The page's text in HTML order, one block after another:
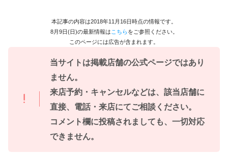
本記事の内容は2018年11月16日時点の情報です。
8月9日(日)の最新情報は こちらをご参照ください。
このページには広告が含まれます。
当サイトは掲載店舗の公式ページではあり
ません。
来店予約・キャンセルなどは、該当店舗に
直接、電話・来店にてご相談ください。
コメント欄に投稿されましても、一切対応
できません。